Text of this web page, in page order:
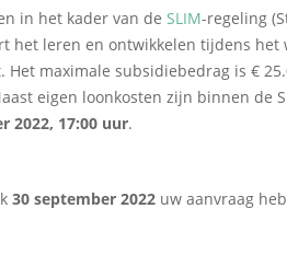
in het kader van de SLIM-regeling
leren en ontwikkelen tijdens het
maximale subsidiebedrag is €
eigen loonkosten zijn binnen de
2022, 17:00 uur.
30 september 2022 uw aanvraag